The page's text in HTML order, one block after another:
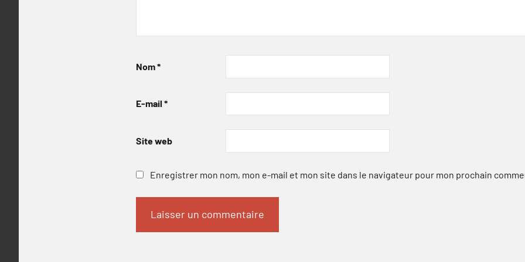
Nom*
E-mail *
Site web
Enregistrer mon nom, mon e-mail et mon site dans le navigateur pour mon prochain